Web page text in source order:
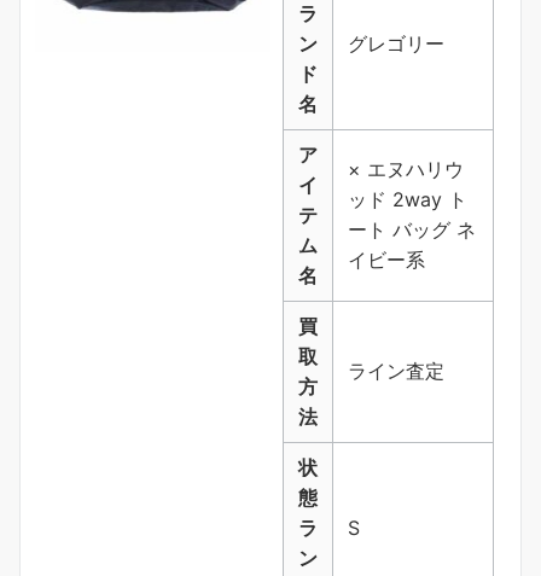
ラ
ン
ド
名
グレゴリー
ア
イ
テ
ム
名
× エヌハリウ
ッド 2way ト
ート バッグ ネ
イビー系
買
取
方
法
ライン査定
状
態
ラ
ン
S